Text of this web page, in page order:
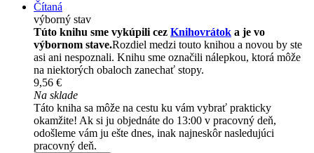
Čítaná
výborný stav
Túto knihu sme vykúpili cez Knihovrátok a je vo
výbornom stave.Rozdiel medzi touto knihou a novou by ste
asi ani nespoznali. Knihu sme označili nálepkou, ktorá môže
na niektorých obaloch zanechať stopy.
9,56 €
Na sklade
Táto kniha sa môže na cestu ku vám vybrať prakticky
okamžite! Ak si ju objednáte do 13:00 v pracovný deň,
odošleme vám ju ešte dnes, inak najneskôr nasledujúci
pracovný deň.